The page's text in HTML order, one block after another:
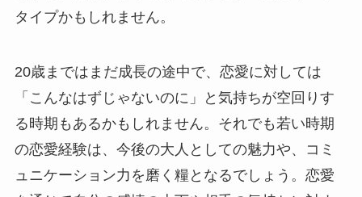
タイプかもしれません。
20歳まではまだ成長の途中で、恋愛に対しては
「こんなはずじゃないのに」と気持ちが空回りす
る時期もあるかもしれません。それでも若い時期
の恋愛経験は、今後の大人としての魅力や、コミ
ュニケーション力を磨く糧となるでしょう。恋愛